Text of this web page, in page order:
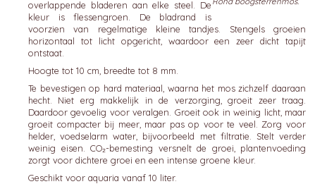
overlappende bladeren aan elke steel. De
kleur is flessengroen. De bladrand is
voorzien van regelmatige kleine tandjes. Stengels groeien
horizontaal tot licht opgericht, waardoor een zeer dicht tapijt
ontstaat.
Hoogte tot 10 cm, breedte tot 8 mm.
Te bevestigen op hard materiaal, waarna het mos zichzelf daaraan
hecht. Niet erg makkelijk in de verzorging, groeit zeer traag.
Daardoor gevoelig voor veralgen. Groeit ook in weinig licht, maar
groeit compacter bij meer, maar pas op voor te veel. Zorg voor
helder, voedselarm water, bijvoorbeeld met filtratie. Stelt verder
weinig eisen. CO₂-bemesting versnelt de groei, plantenvoeding
zorgt voor dichtere groei en een intense groene kleur.
Geschikt voor aquaria vanaf 10 liter.